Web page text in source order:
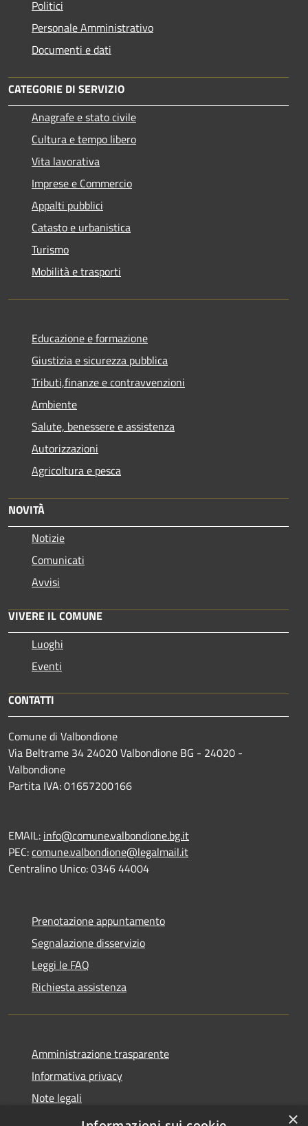
Politici
Personale Amministrativo
Documenti e dati
CATEGORIE DI SERVIZIO
Anagrafe e stato civile
Cultura e tempo libero
Vita lavorativa
Imprese e Commercio
Appalti pubblici
Catasto e urbanistica
Turismo
Mobilità e trasporti
Educazione e formazione
Giustizia e sicurezza pubblica
Tributi,finanze e contravvenzioni
Ambiente
Salute, benessere e assistenza
Autorizzazioni
Agricoltura e pesca
NOVITÀ
Notizie
Comunicati
Avvisi
VIVERE IL COMUNE
Luoghi
Eventi
CONTATTI
Comune di Valbondione
Via Beltrame 34 24020 Valbondione BG - 24020 -
Valbondione
Partita IVA: 01657200166
EMAIL: info@comune.valbondione.bg.it
PEC:comune.valbondione@legalmail.it
Centralino Unico: 0346 44004
Prenotazione appuntamento
Segnalazione disservizio
Leggi le FAQ
Richiesta assistenza
Amministrazione trasparente
Informativa privacy
Note legali
Dichiarazione di accessibilità
×